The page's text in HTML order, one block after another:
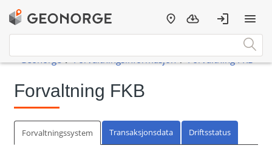
Forvaltning FKB
Forvaltningssystem Transaksjonsdata Driftsstatus